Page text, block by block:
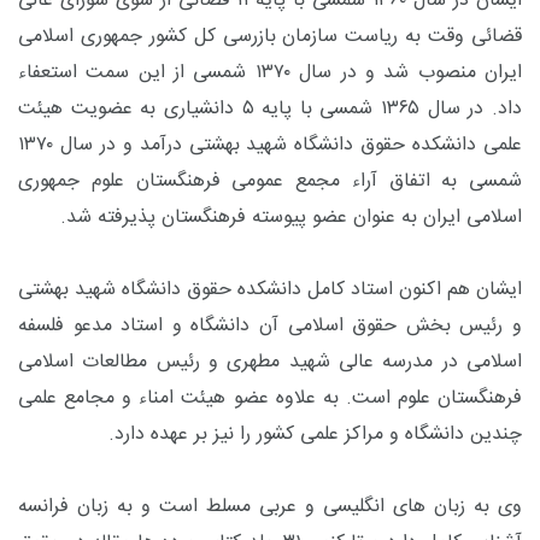
قضائی وقت به ریاست سازمان بازرسی کل کشور جمهوری اسلامی
ایران منصوب شد و در سال ۱۳۷۰ شمسی از این سمت استعفاء
داد. در سال ۱۳۶۵ شمسی با پایه ۵ دانشیاری به عضویت هیئت
علمی دانشکده حقوق دانشگاه شهید بهشتی درآمد و در سال ۱۳۷۰
شمسی به اتفاق آراء مجمع عمومی فرهنگستان علوم جمهوری
اسلامی ایران به عنوان عضو پیوسته فرهنگستان پذیرفته شد.
ایشان هم اکنون استاد کامل دانشکده حقوق دانشگاه شهید بهشتی
و رئیس بخش حقوق اسلامی آن دانشگاه و استاد مدعو فلسفه
اسلامی در مدرسه عالی شهید مطهری و رئیس مطالعات اسلامی
فرهنگستان علوم است. به علاوه عضو هیئت امناء و مجامع علمی
چندین دانشگاه و مراکز علمی کشور را نیز بر عهده دارد.
وی به زبان های انگلیسی و عربی مسلط است و به زبان فرانسه